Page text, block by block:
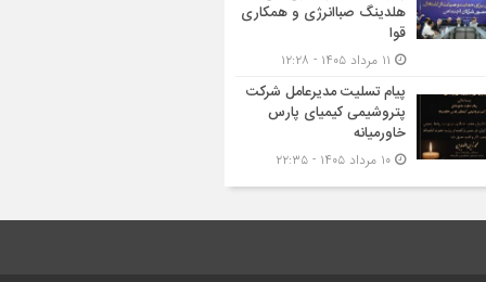
هلدینگ صباانرژی و همکاری
قوا
پیام تسلیت مدیرعامل شرکت
پتروشیمی کیمیای پارس
خاورمیانه